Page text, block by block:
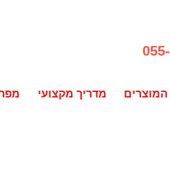
המוצרים מדריך מקצועי